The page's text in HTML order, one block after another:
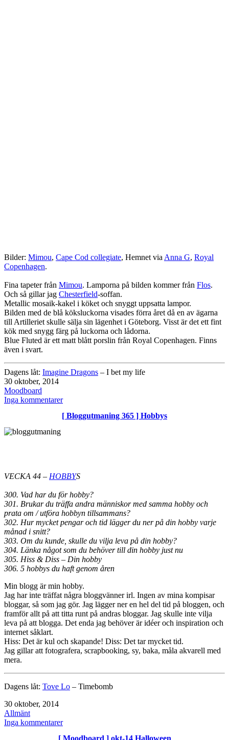
Bilder: Mimou, Cape Cod collegiate, Hemnet via Anna G, Royal
Copenhagen.
Fina tapeter från Mimou. Lamporna på bilden kommer från Flos.
Och så gillar jag Chesterfield-soffan.
Metallic mosaik-kakel i köket och snyggt uppsatta lampor.
Bilden med de blå köksluckorna visades förra året då en av ägarna
till Artilleriet skulle sälja sin lägenhet i Göteborg. Visst är det ett fint
kök med snygg färg på luckorna och lådorna.
Blue Fluted är ett matt blått porslin från Royal Copenhagen. Finns
även i svart.
Dagens låt: Imagine Dragons – I bet my life
Publicerat
den
30 oktober, 2014
Kategoriserat
som
Moodboard
Inga kommentarertill
oktober
[ Bloggutmaning 365 ] Hobbys
VECKA 44 – HOBBYS
300. Vad har du för hobby?
301. Brukar du träffa andra människor med samma hobby och
prata om / utföra hobbyn tillsammans?
302. Hur mycket pengar och tid lägger du ner på din hobby varje
månad i snitt?
303. Om du kunde, skulle du vilja leva på din hobby?
304. Länka något som du behöver till din hobby just nu
305. Hiss & Diss – Din hobby
306. 5 hobbys du haft genom åren
Min blogg är min hobby.
Jag har inte träffat några bloggvänner irl. Ingen av mina kompisar
bloggar, så som jag gör. Jag lägger ner en hel del tid på bloggen, och
framför allt på att titta runt på andras bloggar. Jag skulle inte vilja
leva på att blogga. Det enda jag behöver är idéer och inspiration och
internet såklart.
Hiss: Det är kul och skapande! Diss: Det tar mycket tid.
Jag gillar att fotografera, scrapbooking, sy, baka, måla akvarell med
mera.
Dagens låt: Tove Lo – Timebomb
Publicerat
den
30 oktober, 2014
Kategoriserat
som
Allmänt
Inga kommentarertill